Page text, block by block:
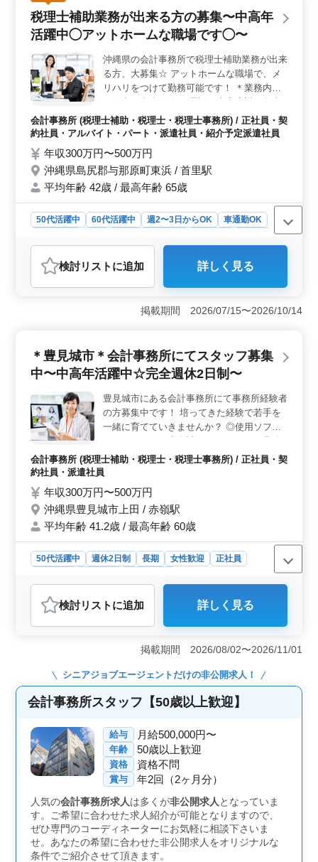
協力し合いながら業務を遂行します。 ＜応募要件
＞ 会計事務所での経験が5年以上ある方を募集していま
す。学歴や資格に関しては特に制限はありません。中高
の経験や知識を生かせる環境です。 ＜給与と福利厚
生＞ 年収は250万円から350万円で、通勤手当は全額支
給されます。賞与も年二回支給され、社会保険も完備さ
れています。残業も月平均10時間程度と少なめで、年間
休日は124日と充実しています。
税理士補助業務が出来る方の募集〜中高年
活躍中◯アットホームな職場です◯〜
沖縄県の会計事務所で税理士補助業務が出来
る方、大募集☆ アットホームな職場で、メ
リハリをつけて勤務可能です！ ＊業務内容
調整、給与計算、決算業務、巡回監査、、
その他関連業務あります！ ＊特徴＊ ・50、
中 入社後は、能力やスキルに合わせてお仕
事をお任せしていきます！ 経験さえあれば
年齢は選考対象になりません！ ＼皆様のご
応募お待ちしております♪／
会計事務所 (税理士補助・税理士・税理士事務所) / 正社員・契
約社員・アルバイト・パート・派遣社員・紹介予定派遣社員
年収300万円〜500万円
沖縄県島尻郡与那原町東浜 / 首里駅
平均年齢 42歳 / 最高年齢 65歳
50代活躍中 60代活躍中 週2〜3日からOK
車通勤OK
紹介予定派遣社員
アルバイト・パート
会計事務所
おすすめポイント
＜アットホームな職場環境＞ この会計事務所は、アッ
います。また、車通勤が可能であり、無料駐車場も完備
されています。職場環境の良さが、働きやすさをサポー
トします。 ＜多彩な業務内容＞ 仕訳や記帳代行か
い業務に携わることができます。入社後は、経験やスキ
ルに合わせて業務をお任せするため、自身の能力を最大
限に発揮できます。さらに、資格不問であるため、経験
があれば年齢は選考対象外となります。 ＜安定した
雇用と福利厚生＞ 年2回の賞与があり、雇用・労災・健
康・厚生の福利厚生が整っています。週2〜3日からの勤
経験豊富な中高年の方々にとって、安定した雇用環境が
整っています。
検討リスト に追加 詳しく見る
掲載期間 2026/07/15〜2026/10/14
＊豊見城市＊会計事務所にてスタッフ募集
中〜中高年活躍中☆完全週休2日制〜
豊見城市にある会計事務所にて事務所経験者
の方募集中です！ 培ってきた経験で若手を
一緒に育てていきませんか？ ◎使用ソフ
内容＊ ・顧問先巡回業務（会計処理指導、
会計監査） ・法人及び個人の税務会計業務
・会社設立、事業承継等のサポート ＊ポイ
ント＊ ・完全週休2日制 ・中高年活躍中 ・
交通費支給 皆様のご応募お待ちしておりま
す！ ＼まずはお気軽にお問い合わせくださ
い／
会計事務所 (税理士補助・税理士・税理士事務所) / 正社員・契
約社員・派遣社員
年収300万円〜500万円
沖縄県豊見城市上田 / 赤嶺駅
平均年齢 41.2歳 / 最高年齢 60歳
50代活躍中 週休2日制 長期 女性歓迎
正社員
おすすめポイント
＜働きやすさ＞ 完全週休2日制で土日祝日が休み、しっ
かりと休暇が取得できます。プライベートの時間を大切
にしながら働けます。 ＜経験を活かせる＞ 会計事
務所での5年以上の経験が必要なお仕事です。培ったスキ
ルや知識を活かせ、若手の育成にも関わることができま
す。経験豊富な方が活躍できる環境です。 ＜福利厚
生＞ 雇用・労災・健康・厚生の社会保険完備、交通費
実費支給といった福利厚生が整っています。また、最高
検討リスト に追加 詳しく見る
掲載期間 2026/08/02〜2026/11/01
シニアジョブエージェントだけの非公開求人！
会計事務所スタッフ【50歳以上歓迎】
給与 月給500,000円〜
年齢 50歳以上歓迎
資格 資格不問
賞与 年2回（2ヶ月分）
人気の会計事務所求人は多くが非公開求人 となっていま
す。ご希望に合わせた求人紹介が可能となりますので、
ぜひ専門のコーディネーターにお気軽に相談下さいま
せ。あなたの希望に合わせた非公開求人をオリジナルな
条件でご紹介させて頂きます。